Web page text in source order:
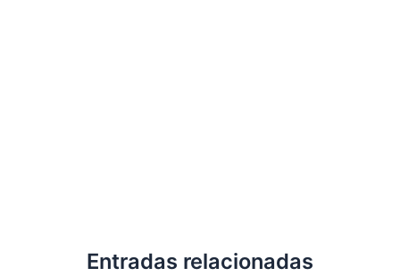
Entradas relacionadas